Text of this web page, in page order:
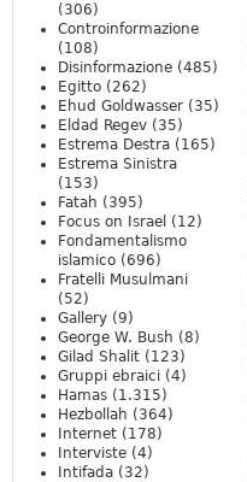
(306)
Controinformazione
(108)
Disinformazione (485)
Egitto (262)
Ehud Goldwasser (35)
Eldad Regev (35)
Estrema Destra (165)
Estrema Sinistra
(153)
Fatah (395)
Focus on Israel (12)
Fondamentalismo
islamico (696)
Fratelli Musulmani
(52)
Gallery (9)
George W. Bush (8)
Gilad Shalit (123)
Gruppi ebraici (4)
Hamas (1.315)
Hezbollah (364)
Internet (178)
Interviste (4)
Intifada (32)